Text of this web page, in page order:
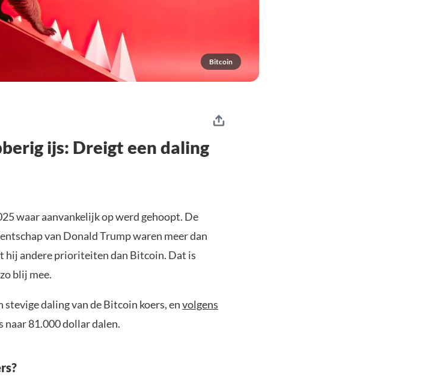
Bitcoin
ijs: Dreigt een daling
waar aanvankelijk op werd gehoopt. De
van Donald Trump waren meer dan
hij andere prioriteiten dan Bitcoin. Dat is
blij mee.
daling van de Bitcoin koers, envolgens
naar 81.000 dollar dalen.